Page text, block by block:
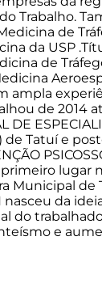
Trabalho.
de
da USP
de
ampla
de 2014
DE
de Tatuí e
lugar
Municipal de
nasceu da
do
e